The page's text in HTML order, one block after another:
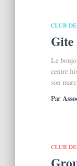
CLUB
Le
centre
son
Par
CLUB